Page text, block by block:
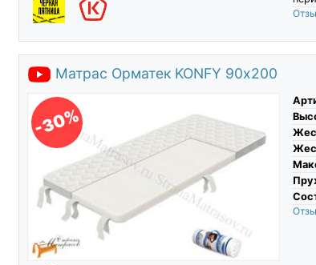
Матрас Орматек KONFY 90х200
-30%